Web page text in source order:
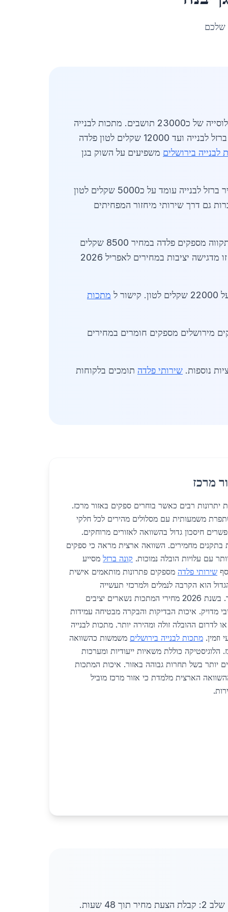
שלכם
מעודכן לאפריל 2026. סקירה מקיפה של שוק מתכות לבנייה בגן יבנה מציגה ביקוש גובר באזור המרכז עם אוכלוסייה של כ23000 תושבים. מתכות לבנייה
בגן יבנה כוללות ברזל פלדה ואלומיניום המשמשים בפרויקטים מקומיים. המחירים נעים בין 4500 שקלים לטון ברזל לבנייה ועד 12000 שקלים לטון פלדה
לבנייה בירושלים משפיעים על השוק בגן
השוק המקומי מתאפיין בספקים רבים המספקים מתכות איכותיות במחירים תחרותיים. נכון לאפריל 2026 מחיר ברזל לבנייה עומד על כ5000 שקלים לטון
גם דרך שירותי מיחזור המפחיתים
ביקוש גובר נובע מפיתוח שכונות חדשות ומחירי מתכות לבנייה בגן יבנה מושפעים משוק עולמי. ספקים בפתח תקווה מספקים פלדה במחיר 8500 שקלים
מסייע ללקוחות מקומיים למצוא מחירים טובים. סקירה זו מדגישה יציבות במחירים לאפריל 2026
ל מתכות
במיוחד בפרויקטי מגורים. ספקים מירושלים מספקים חומרים במחירים
שירותי פלדה תומכים בלקוחות
מרכז
יתרונות רבים כאשר בוחרים ספקים באזור מרכז.
משתפרת משמעותית עם מסלולים מהירים לכל חלקי
חיסכון גדול בהשוואה לאזורים מרוחקים.
בתקנים מחמירים. השוואה ארצית מראה כי ספקים
עם עלויות הובלה נמוכות. קונה ברזל מסייע
שירותי פלדה מספקים פתרונות מותאמים אישית
הוא הקרבה לנמלים ולמרכזי תעשייה
המאפשרים אספקה בזמן קצר. בשנת 2026 מחירי המתכות נשארים יציבים
מדויק. איכות הבדיקות והבקרה מבטיחה עמידות
לדרום ההובלה זולה ומהירה יותר. מתכות לבנייה
וזמין. מתכות לבנייה בירושלים משמשות כהשוואה
כוללת משאיות ייעודיות ומערכות
יותר בשל תחרות גבוהה באזור. איכות המתכות
הארצית מלמדת כי אזור מרכז מוביל
תהליך ההזמנה של מתכות לבנייה בגן יבנה מתחיל בהגשת בקשה באתר. שלב 1: מילוי טופס עם פרטי הפרויקט. שלב 2: קבלת הצעת מחיר תוך 48 שעות.